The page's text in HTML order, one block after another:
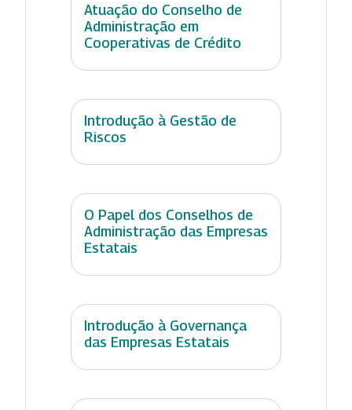
Atuação do Conselho de
Administração em
Cooperativas de Crédito
Introdução à Gestão de
Riscos
O Papel dos Conselhos de
Administração das Empresas
Estatais
Introdução à Governança
das Empresas Estatais